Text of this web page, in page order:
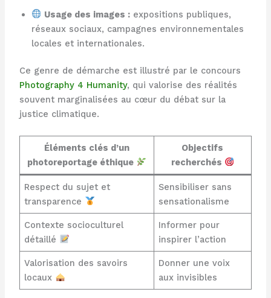
Usage des images : expositions publiques,
réseaux sociaux, campagnes environnementales
locales et internationales.
Ce genre de démarche est illustré par le concours
Photography 4 Humanity, qui valorise des réalités
souvent marginalisées au cœur du débat sur la
justice climatique.
Éléments clés d’un
photoreportage éthique
Objectifs
recherchés
Respect du sujet et
transparence
Sensibiliser sans
sensationalisme
Contexte socioculturel
détaillé
Informer pour
inspirer l’action
Valorisation des savoirs
locaux
Donner une voix
aux invisibles